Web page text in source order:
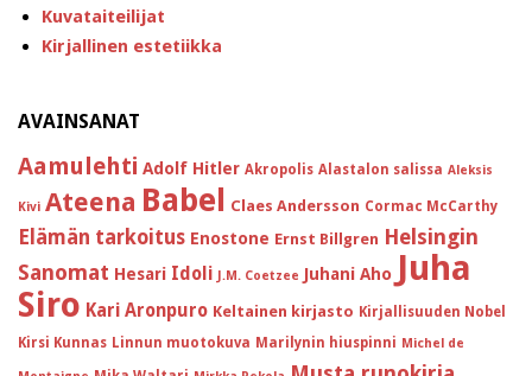
Kuvataiteilijat
Kirjallinen estetiikka
AVAINSANAT
Aamulehti Adolf Hitler Akropolis Alastalon salissa Aleksis
Kivi Ateena Babel Claes Andersson Cormac McCarthy
Elämän tarkoitus Enostone Ernst Billgren Helsingin
Sanomat Hesari Idoli J.M. Coetzee Juhani Aho Juha
Siro Kari Aronpuro Keltainen kirjasto Kirjallisuuden Nobel
Kirsi Kunnas Linnun muotokuva Marilynin hiuspinni Michel de